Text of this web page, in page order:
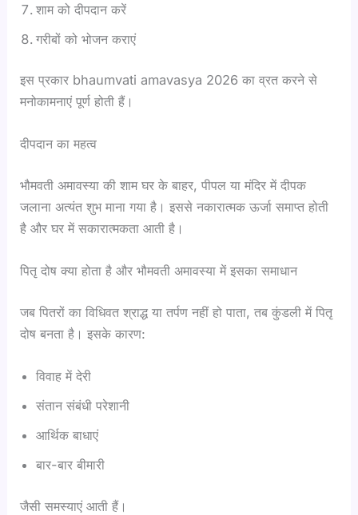
शाम को दीपदान करें
गरीबों को भोजन कराएं
इस प्रकार bhaumvati amavasya 2026 का व्रत करने से
मनोकामनाएं पूर्ण होती हैं।
दीपदान का महत्व
भौमवती अमावस्या की शाम घर के बाहर, पीपल या मंदिर में दीपक
जलाना अत्यंत शुभ माना गया है। इससे नकारात्मक ऊर्जा समाप्त होती
है और घर में सकारात्मकता आती है।
पितृ दोष क्या होता है और भौमवती अमावस्या में इसका समाधान
जब पितरों का विधिवत श्राद्ध या तर्पण नहीं हो पाता, तब कुंडली में पितृ
दोष बनता है। इसके कारण:
विवाह में देरी
संतान संबंधी परेशानी
आर्थिक बाधाएं
बार-बार बीमारी
जैसी समस्याएं आती हैं।